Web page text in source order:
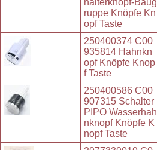
halterknopf-Baug
ruppe Knöpfe Kn
opf Taste
250400374 C00
935814 Hahnkn
opf Knöpfe Knop
f Taste
250400586 C00
907315 Schalter
PIPO Wasserhah
nknopf Knöpfe K
nopf Taste